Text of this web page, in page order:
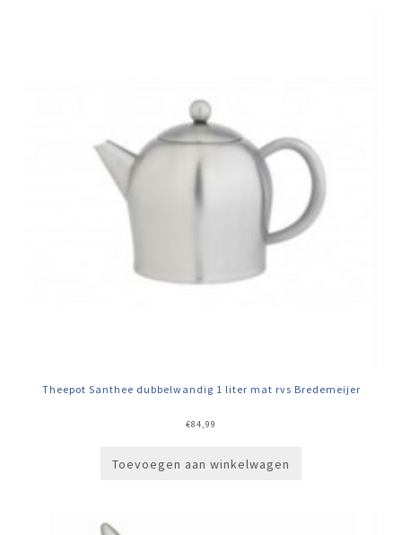
Theepot Santhee dubbelwandig 1 liter mat rvs Bredemeijer
€84,99
Toevoegen aan winkelwagen